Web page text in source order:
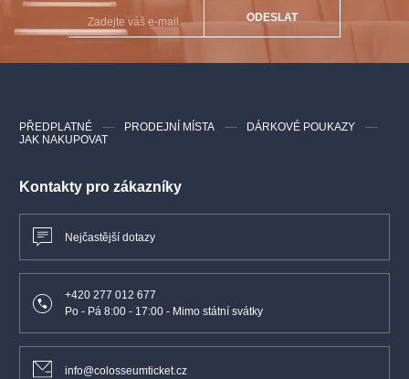
ODESLAT
Kontakty pro zákazníky
Nejčastější dotazy
+420 277 012 677
Po - Pá 8:00 - 17:00 - Mimo státní svátky
info@colosseumticket.cz
PŘEDPLATNÉ PRODEJNÍ MÍSTA
DÁRKOVÉ POUKAZY
JAK NAKUPOVAT